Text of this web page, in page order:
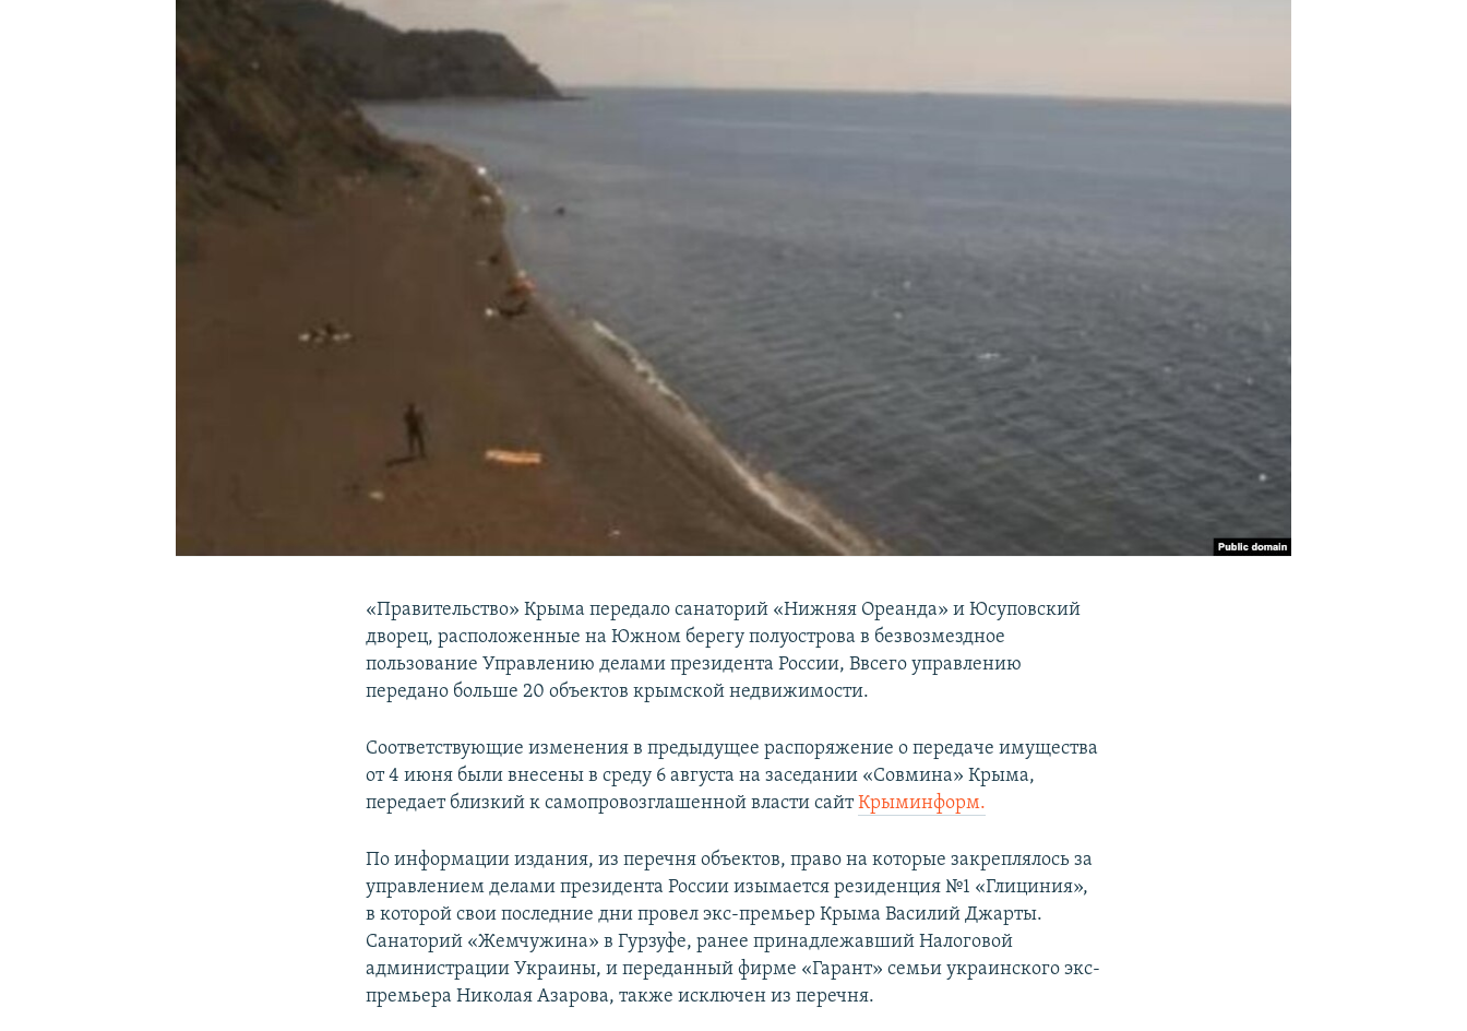
«Правительство» Крыма передало санаторий «Нижняя Ореанда» и Юсуповский
дворец, расположенные на Южном берегу полуострова в безвозмездное
пользование Управлению делами президента России, Ввсего управлению
передано больше 20 объектов крымской недвижимости.
Соответствующие изменения в предыдущее распоряжение о передаче имущества
от 4 июня были внесены в среду 6 августа на заседании «Совмина» Крыма,
передает близкий к самопровозглашенной власти сайтКрыминформ.
По информации издания, из перечня объектов, право на которые закреплялось за
управлением делами президента России изымается резиденция №1 «Глициния»,
в которой свои последние дни провел экс-премьер Крыма Василий Джарты.
Санаторий «Жемчужина» в Гурзуфе, ранее принадлежавший Налоговой
администрации Украины, и переданный фирме «Гарант» семьи украинского экс-
премьера Николая Азарова, также исключен из перечня.